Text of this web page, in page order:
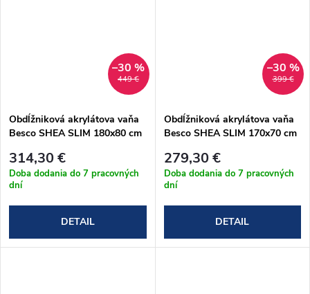
449 €
–30 %
Obdĺžniková akrylátova vaňa
Besco SHEA SLIM 180x80 cm
314,30 €
Doba dodania do 7 pracovných
dní
DETAIL
399 €
–30 %
Obdĺžniková akrylátova vaňa
Besco SHEA SLIM 170x70 cm
279,30 €
Doba dodania do 7 pracovných
dní
DETAIL